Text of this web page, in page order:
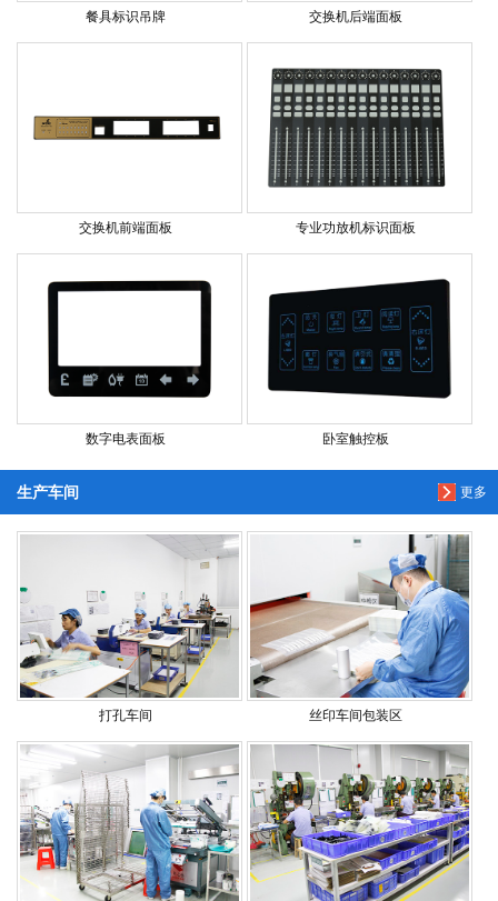
餐具标识吊牌 交换机后端面板
交换机前端面板 专业功放机标识面板
数字电表面板 卧室触控板
更多
生产车间
打孔车间 丝印车间包装区